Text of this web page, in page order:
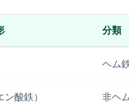
分類
ヘム
酸鉄） 非ヘ